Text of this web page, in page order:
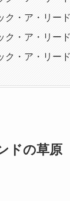
ク・ア・リー
ク・ア・リー
ク・ア・リー
ドの草原